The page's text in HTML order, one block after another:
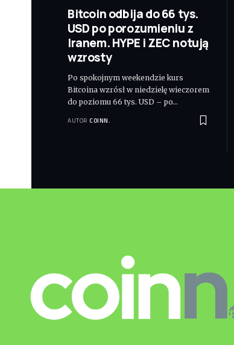
Bitcoin odbija do 66 tys.
USD po porozumieniu z
Iranem. HYPE i ZEC notują
wzrosty
Po spokojnym weekendzie kurs
Bitcoina wzrósł w niedzielę wieczorem
do poziomu 66 tys. USD – po…
AUTOR COINN.